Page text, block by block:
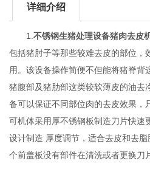
详细介绍
1.不锈钢生猪处理设备猪肉去皮
包括猪肘子等那些较难去皮的部位，
用。该设备操作简便不但能将猪脊背
猪腹部及猪肋部这类较软薄皮的油去
备可以保证不同部位肉的去皮效果，
可机体采用厚不锈钢板制造刀片快速
设计制造 厚度调节，适合去皮和去
个前盖板没有部件在清洗或者更换刀